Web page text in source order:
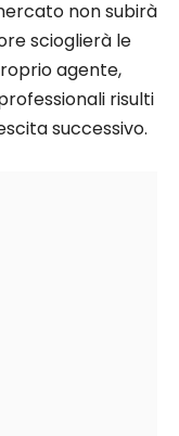
non subirà
scioglierà le
agente,
risulti
successivo.